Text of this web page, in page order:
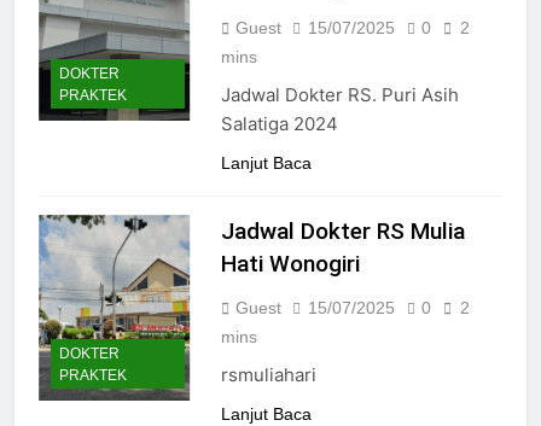
DOKTER
PRAKTEK
Guest 15/07/2025 0
2
mins
Jadwal Dokter RS. Puri Asih
Salatiga 2024
Lanjut Baca
DOKTER
PRAKTEK
Jadwal Dokter RS Mulia
Hati Wonogiri
Guest 15/07/2025 0
2
mins
rsmuliahari
Lanjut Baca